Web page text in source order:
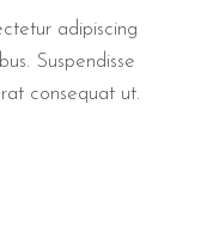
adipiscing
Suspendisse
consequat ut.